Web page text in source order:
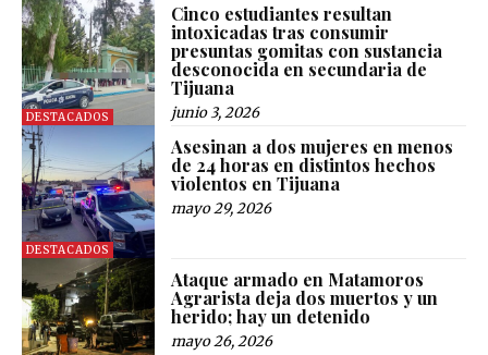
DESTACADOS
Cinco estudiantes resultan
intoxicadas tras consumir
presuntas gomitas con sustancia
desconocida en secundaria de
Tijuana
junio 3, 2026
DESTACADOS
Asesinan a dos mujeres en menos
de 24 horas en distintos hechos
violentos en Tijuana
mayo 29, 2026
Ataque armado en Matamoros
Agrarista deja dos muertos y un
herido; hay un detenido
mayo 26, 2026